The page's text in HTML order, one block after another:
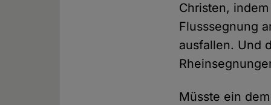
Christen,
Flusssegnung
ausfallen. Und
Müsste ein